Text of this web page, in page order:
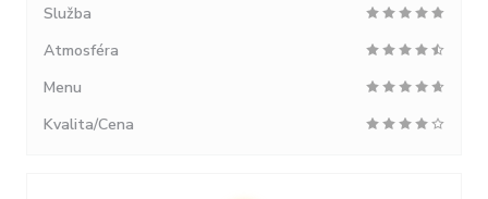
Služba
Atmosféra
Menu
Kvalita/Cena